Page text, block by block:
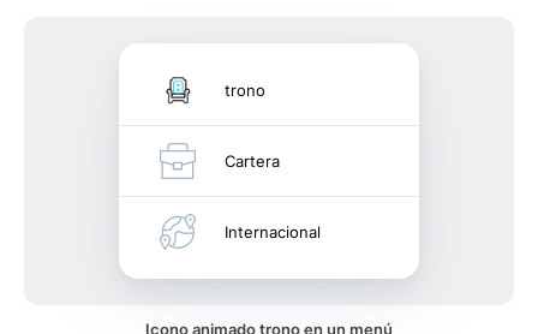
trono
Cartera
Internacional
Icono animado trono en un menú